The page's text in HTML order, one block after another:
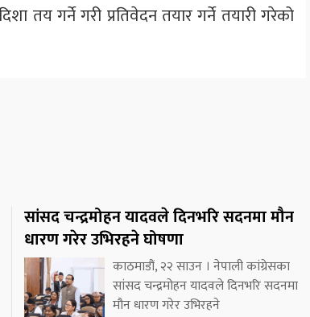
तय गर्ने गरी प्रतिवेदन तयार गर्ने तयारी गरेको
सांसद चन्द्रमोहन यादवले दिनभरि सदनमा मौन
धारण गरेर उभिरहने घोषणा
काठमाडौं, २२ साउन । नेपाली कांग्रेसका
सांसद चन्द्रमोहन यादवले दिनभरि सदनमा
मौन धारण गरेर उभिरहने